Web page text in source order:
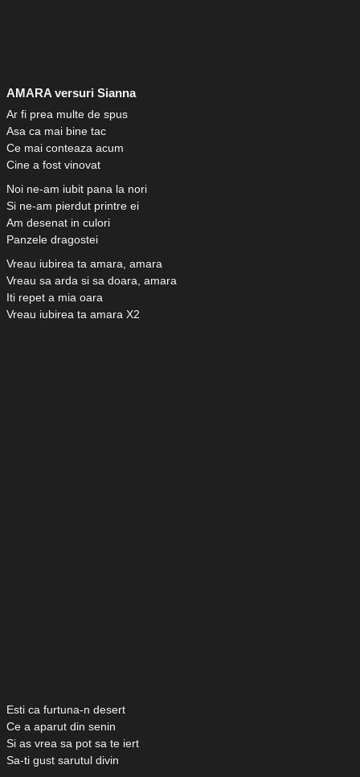
AMARA versuri Sianna
Ar fi prea multe de spus
Asa ca mai bine tac
Ce mai conteaza acum
Cine a fost vinovat
Noi ne-am iubit pana la nori
Si ne-am pierdut printre ei
Am desenat in culori
Panzele dragostei
Vreau iubirea ta amara, amara
Vreau sa arda si sa doara, amara
Iti repet a mia oara
Vreau iubirea ta amara X2
Esti ca furtuna-n desert
Ce a aparut din senin
Si as vrea sa pot sa te iert
Sa-ti gust sarutul divin